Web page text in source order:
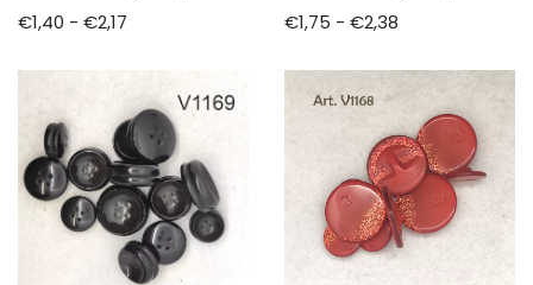
€1,40 - €2,17 €1,75 - €2,38